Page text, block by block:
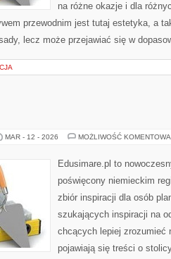
na różne okazje i dla
przewodnim jest tutaj estetyka, a
lecz może przejawiać się w
MAR - 12 - 2026 MOŻLIWOŚĆ
Edusimare.pl to
poświęcony niemieckim
zbiór inspiracji dla osób
szukających inspiracji na
chcących lepiej zrozumieć
pojawiają się treści o